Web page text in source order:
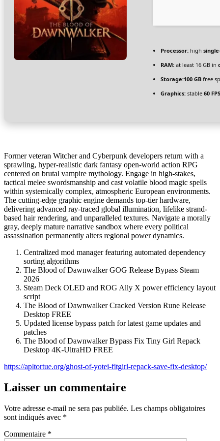
Processor: high
RAM: at least 16 GB in
Storage:100 GB free
Graphics: stable 60 FPS
Former veteran Witcher and Cyberpunk developers return with a
sprawling, hyper-realistic dark fantasy open-world action RPG
centered on brutal vampire mythology. Engage in high-stakes,
tactical melee swordsmanship and cast volatile blood magic spells
within systemically complex, atmospheric European environments.
The cutting-edge graphic engine demands top-tier hardware,
delivering advanced ray-traced global illumination, lifelike strand-
based hair rendering, and unparalleled textures. Navigate a morally
gray, deeply mature narrative sandbox where every political
assassination permanently alters regional power dynamics.
Centralized mod manager featuring automated dependency
sorting algorithms
The Blood of Dawnwalker GOG Release Bypass Steam
2026
Steam Deck OLED and ROG Ally X power efficiency layout
script
The Blood of Dawnwalker Cracked Version Rune Release
Desktop FREE
Updated license bypass patch for latest game updates and
patches
The Blood of Dawnwalker Bypass Fix Tiny Girl Repack
Desktop 4K-UltraHD FREE
https://apltortue.org/ghost-of-yotei-fitgirl-repack-save-fix-desktop/
Laisser un commentaire
Votre adresse e-mail ne sera pas publiée. Les champs obligatoires
sont indiqués avec *
Commentaire *